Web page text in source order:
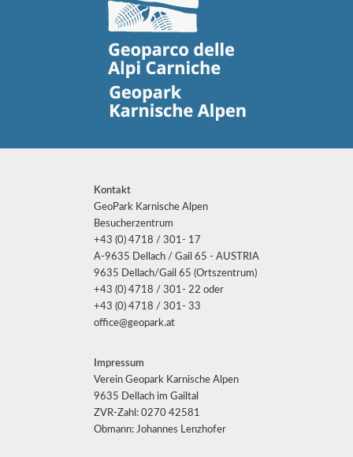
Kontakt
GeoPark Karnische Alpen
Besucherzentrum
+43 (0) 4718 / 301- 17
A-9635 Dellach / Gail 65 - AUSTRIA
9635 Dellach/Gail 65 (Ortszentrum)
+43 (0) 4718 / 301- 22 oder
+43 (0) 4718 / 301- 33
office@geopark.at
Impressum
Verein Geopark Karnische Alpen
9635 Dellach im Gailtal
ZVR-Zahl: 0270 42581
Obmann: Johannes Lenzhofer